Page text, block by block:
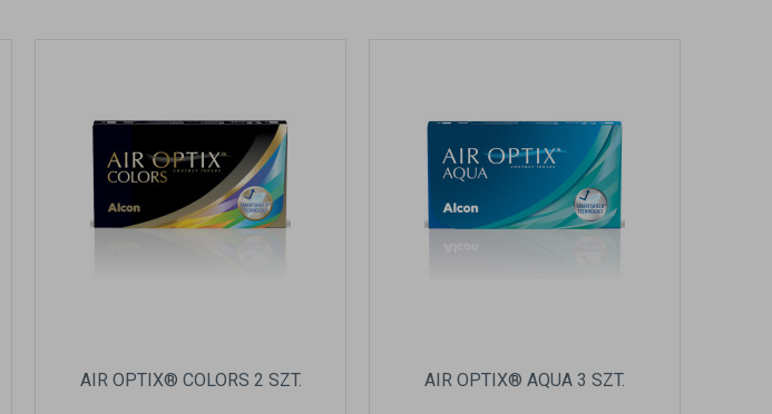
AIR OPTIX® COLORS 2 SZT. AIR OPTIX® AQUA 3 SZT.